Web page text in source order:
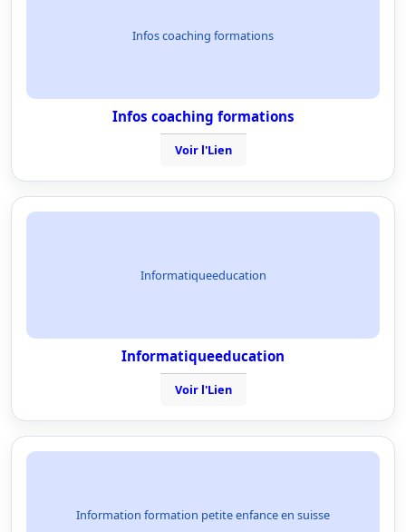
Infos coaching formations
Infos coaching formations
Voir l'Lien
Informatiqueeducation
Informatiqueeducation
Voir l'Lien
Information formation petite enfance en suisse